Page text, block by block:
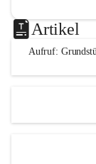
Artikel
Aufruf: